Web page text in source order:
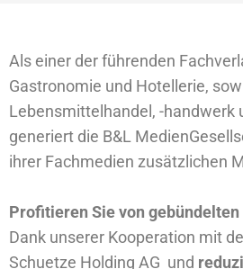
Als einer der führenden
Gastronomie und Hotellerie,
Lebensmittelhandel, -handwerk
generiert die B&L
ihrer Fachmedien zusätzlichen
Profitieren Sie von
Dank unserer Kooperation mit
Schuetze Holding AG und